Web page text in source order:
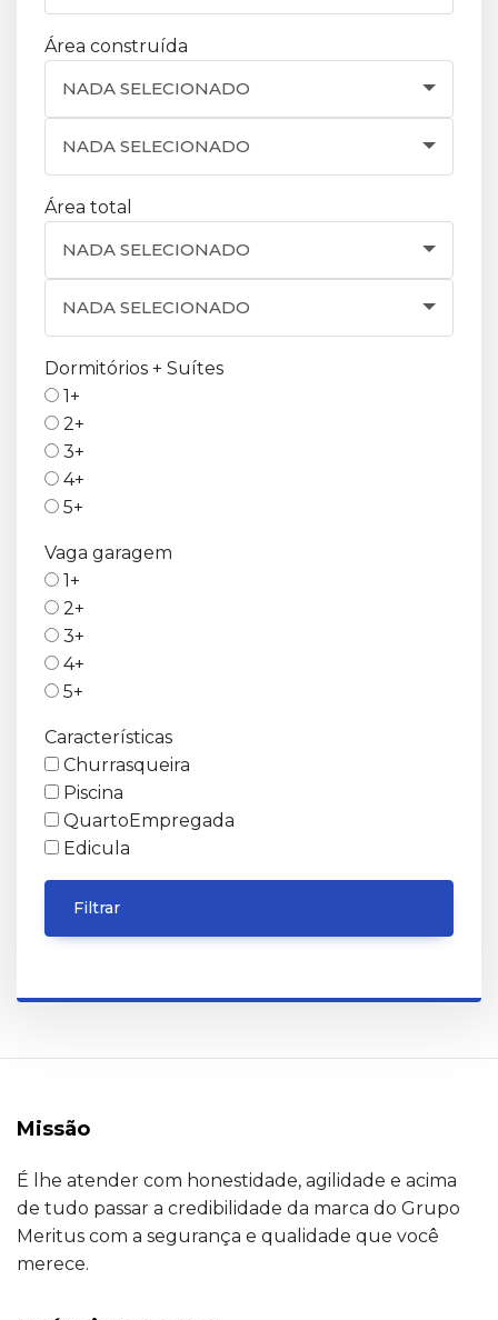
Área construída
NADA SELECIONADO
NADA SELECIONADO
Área total
NADA SELECIONADO
NADA SELECIONADO
Dormitórios + Suítes
1+
2+
3+
4+
5+
Vaga garagem
1+
2+
3+
4+
5+
Características
Churrasqueira
Piscina
QuartoEmpregada
Edicula
Filtrar
Missão
É lhe atender com honestidade, agilidade e acima
de tudo passar a credibilidade da marca do Grupo
Meritus com a segurança e qualidade que você
merece.